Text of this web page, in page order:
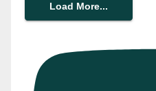
Load More...